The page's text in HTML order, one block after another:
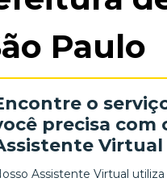
Paulo
o
precisa com
Virtual
Assistente Virtual utiliza